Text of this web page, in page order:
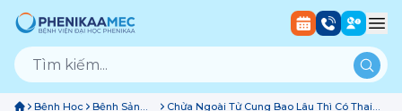
Bệnh Học
Bệnh Sản
Chửa Ngoài Tử Cung Bao Lâu Thì Có Thai